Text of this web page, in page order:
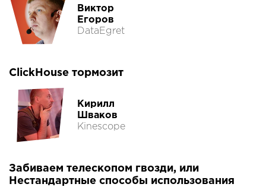
Виктор
Егоров
DataEgret
ClickHouse тормозит
Кирилл
Шваков
Kinescope
Забиваем телескопом гвозди, или
Нестандартные способы использования